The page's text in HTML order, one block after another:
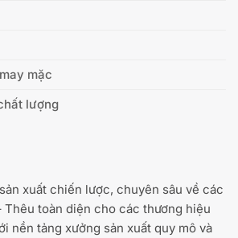
mặc
lượng
xuất chiến lược, chuyên sâu về các
Thêu toàn diện cho các thương hiệu
nền tảng xưởng sản xuất quy mô và